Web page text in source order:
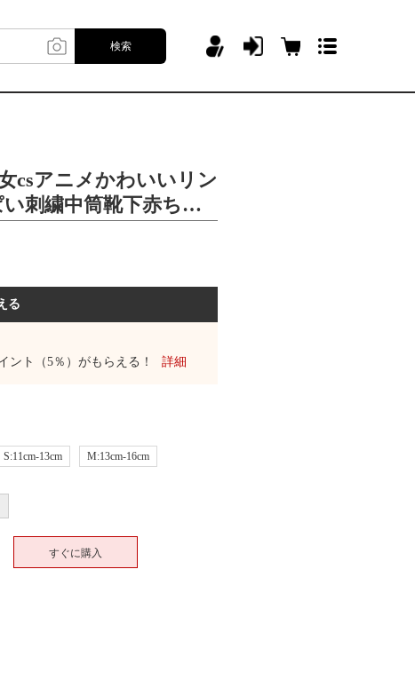
検索
csアニメかわいいリン
刺繍中筒靴下赤ちゃ
る
ント（5％）がもらえる！ 詳細
S:11cm-13cm M:13cm-16cm
すぐに購入